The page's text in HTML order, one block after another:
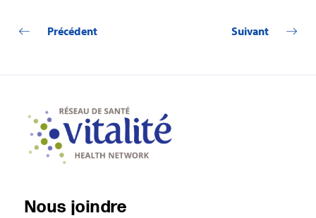
Précédent Suivant
Nous joindre